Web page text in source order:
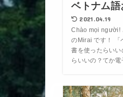
ベトナム語
2021.04.19
Chào mọi người!
のMirai です！ 「
書を使ったらい
らいいの？てか電